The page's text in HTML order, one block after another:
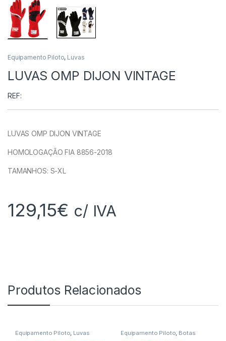
Equipamento Piloto, Luvas
LUVAS OMP DIJON VINTAGE
REF:
LUVAS OMP DIJON VINTAGE
HOMOLOGAÇÃO FIA 8856-2018
TAMANHOS: S-XL
129,15€ c/ IVA
Produtos Relacionados
Equipamento Piloto Luvas Equipamento Piloto Botas